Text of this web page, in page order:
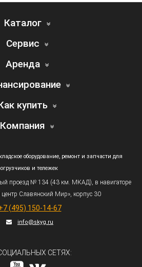
Каталог
Сервис
Аренда
купить
Компания
оборудование, ремонт и запчасти для
и тележек
проезд № 134 (43км. МКАД), в навигаторе
центр Славянский Мир», корпус 30
(495) 150-14-67
info@skyg.ru
СЕТЯХ: